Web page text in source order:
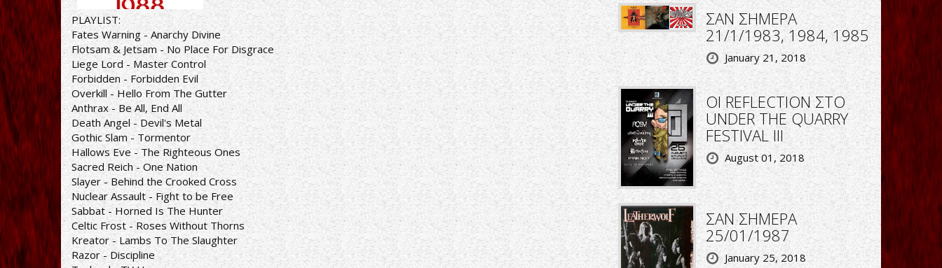
PLAYLIST:
Fates Warning - Anarchy Divine
Flotsam & Jetsam - No Place For Disgrace
Liege Lord - Master Control
Forbidden - Forbidden Evil
Overkill - Hello From The Gutter
Anthrax - Be All, End All
Death Angel - Devil's Metal
Gothic Slam - Tormentor
Hallows Eve - The Righteous Ones
Sacred Reich - One Nation
Slayer - Behind the Crooked Cross
Nuclear Assault - Fight to be Free
Sabbat - Horned Is The Hunter
Celtic Frost - Roses Without Thorns
Kreator - Lambs To The Slaughter
Razor - Discipline
ΣΑΝ ΣΗΜΕΡΑ
21/1/1983, 1984, 1985
January 21, 2018
ΟΙ REFLECTION ΣΤΟ
UNDER THE QUARRY
FESTIVAL III
August 01, 2018
ΣΑΝ ΣΗΜΕΡΑ
25/01/1987
January 25, 2018